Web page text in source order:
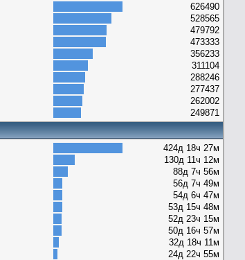
626490
528565
479792
473333
356233
311104
288246
277437
262002
249871
424д 18ч 27м
130д 11ч 12м
88д 7ч 56м
56д 7ч 49м
54д 6ч 47м
53д 15ч 48м
52д 23ч 15м
50д 16ч 57м
32д 18ч 11м
24д 22ч 55м